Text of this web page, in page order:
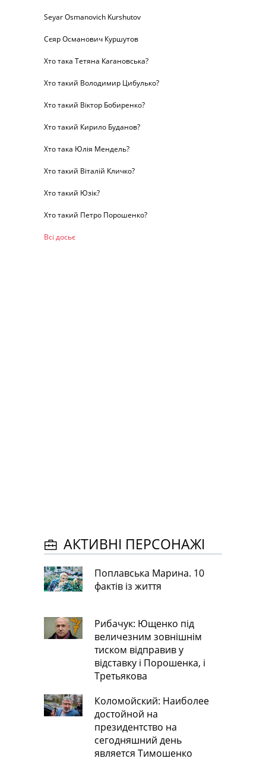
Seyar Osmanovich Kurshutov
Сєяр Османович Куршутов
Хто така Тетяна Кагановська?
Хто такий Володимир Цибулько?
Хто такий Віктор Бобиренко?
Хто такий Кирило Буданов?
Хто така Юлія Мендель?
Хто такий Віталій Кличко?
Хто такий Юзік?
Хто такий Петро Порошенко?
Всі досьє
АКТИВНІ ПЕРСОНАЖІ
Поплавська Марина. 10
фактів із життя
Рибачук: Ющенко під
величезним зовнішнім
тиском відправив у
відставку і Порошенка, і
Третьякова
Коломойский: Наиболее
достойной на
президентство на
сегодняшний день
является Тимошенко